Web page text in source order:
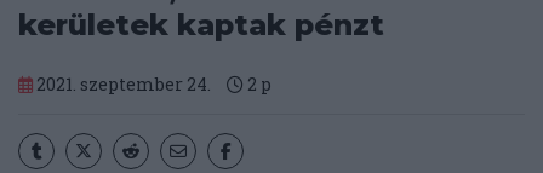
kerületek kaptak pénzt
2021. szeptember 24. 2 p